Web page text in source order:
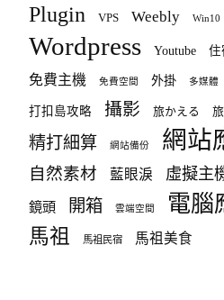
Plugin VPS Weebly Win10
Wordpress Youtube 住
免費主機 免費空間 外掛 多媒體
打扣島攻略 攝影 旅かえる
精打細算 網站備份 網站
自然素材 藍眼淚 虛擬主
鏡頭 開箱 雲端空間 電腦
馬祖 馬祖民宿 馬祖美食